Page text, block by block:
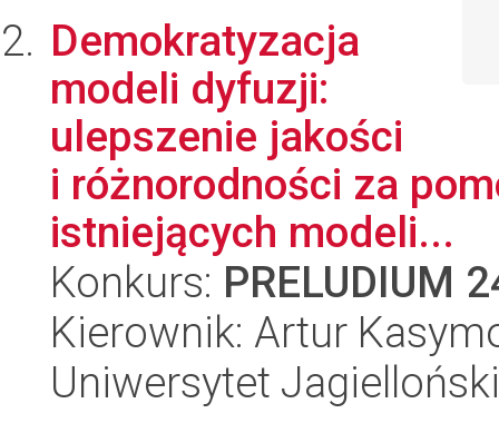
Demokratyzacja
modeli dyfuzji:
ulepszenie jakości
i różnorodności za
istniejących modeli...
Konkurs: PRELUDIUM
Kierownik: Artur
Uniwersytet Jagielloński